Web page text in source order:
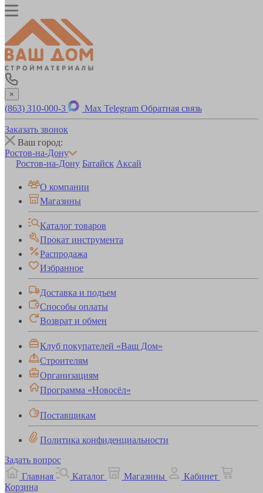
×
(863) 310-000-3 Max Telegram Обратная связь
Заказать звонок
Ваш город:
Ростов-на-Дону
Ростов-на-Дону Батайск Аксай
О компании
Магазины
Каталог товаров
Прокат инструмента
Распродажа
Избранное
Доставка и подъем
Способы оплаты
Возврат и обмен
Клуб покупателей «Ваш Дом»
Строителям
Организациям
Программа «Новосёл»
Поставщикам
Политика конфиденциальности
Задать вопрос
Главная
Каталог Магазины
Кабинет
Корзина